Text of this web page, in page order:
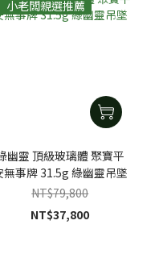
小老闆親選推薦
幽靈 頂級玻璃體 聚寶平
無事牌 31.5g 綠幽靈吊墜
NT$79,800
NT$37,800